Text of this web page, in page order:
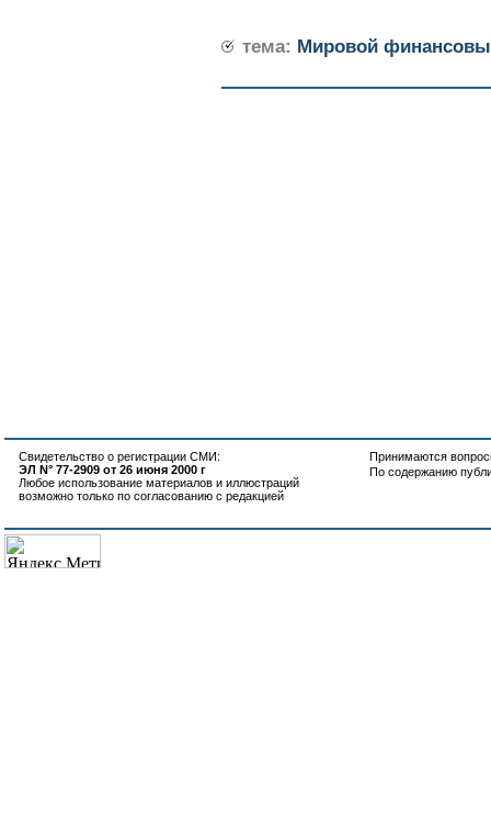
тема: Мировой
Свидетельство о регистрации СМИ:
ЭЛ N° 77-2909 от 26 июня 2000 г
Любое использование материалов и иллюстраций
возможно только по согласованию с редакцией
Принимаются
По содержанию